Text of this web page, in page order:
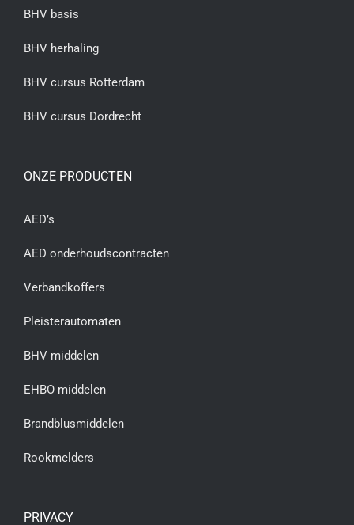
BHV basis
BHV herhaling
BHV cursus Rotterdam
BHV cursus Dordrecht
ONZE PRODUCTEN
AED’s
AED onderhoudscontracten
Verbandkoffers
Pleisterautomaten
BHV middelen
EHBO middelen
Brandblusmiddelen
Rookmelders
PRIVACY